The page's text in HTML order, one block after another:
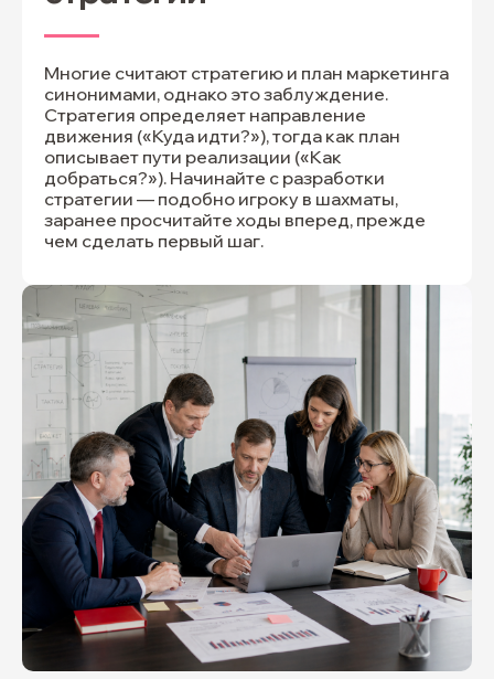
Многие считают стратегию и план маркетинга
синонимами, однако это заблуждение.
Стратегия определяет направление
движения («Куда идти?»), тогда как план
описывает пути реализации («Как
добраться?»). Начинайте с разработки
стратегии — подобно игроку в шахматы,
заранее просчитайте ходы вперед, прежде
чем сделать первый шаг.